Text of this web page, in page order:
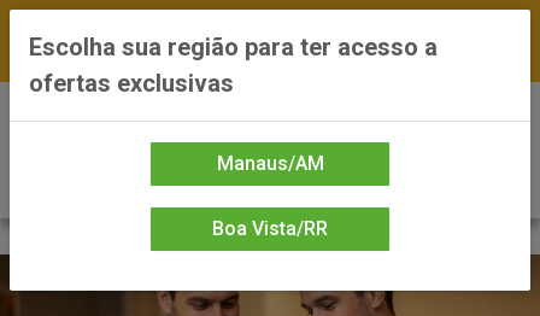
*Preços exclusivos do site — Entrega em até 24h
Escolha sua região para ter acesso a
ofertas exclusivas
Manaus/AM
Boa Vista/RR